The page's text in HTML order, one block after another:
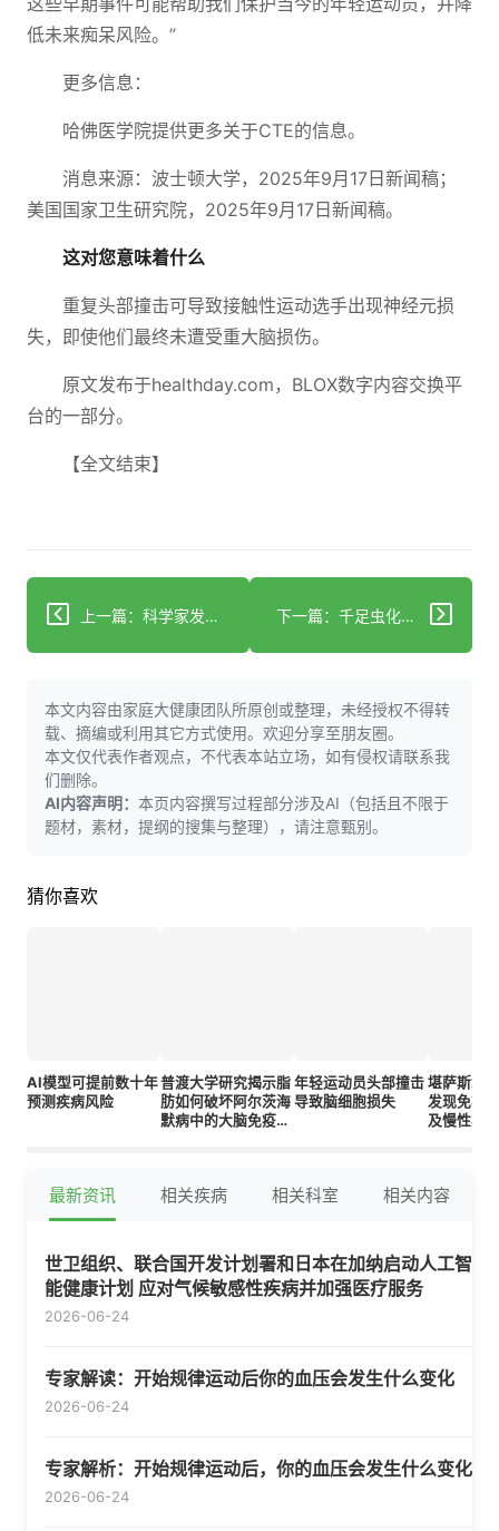
低未来痴呆风险。”
更多信息：
哈佛医学院提供更多关于CTE的信息。
消息来源：波士顿大学，2025年9月17日新闻稿；
美国国家卫生研究院，2025年9月17日新闻稿。
这对您意味着什么
重复头部撞击可导致接触性运动选手出现神经元损
失，即使他们最终未遭受重大脑损伤。
原文发布于healthday.com，BLOX数字内容交换平
台的一部分。
【全文结束】
上一篇：科学家发现心脏病炎症的隐藏诱因 下一篇：千足虫化学物质或可解锁战胜脑部疾病的秘密
本文内容由家庭大健康团队所原创或整理，未经授权不得转
载、摘编或利用其它方式使用。欢迎分享至朋友圈。
本文仅代表作者观点，不代表本站立场，如有侵权请联系我
们删除。
AI内容声明： 本页内容撰写过程部分涉及AI（包括且不限于
题材，素材，提纲的搜集与整理），请注意甄别。
猜你喜欢
AI模型可提前数十年
预测疾病风险
普渡大学研究揭示脂
肪如何破坏阿尔茨海
默病中的大脑免疫屏
年轻运动员头部撞击
导致脑细胞损失
堪萨斯城
发现免疫
及慢性疾
最新资讯 相关疾病 相关科室 相关内容
世卫组织、联合国开发计划署和日本在加纳启动人工智
能健康计划 应对气候敏感性疾病并加强医疗服务
2026-06-24
专家解读：开始规律运动后你的血压会发生什么变化
2026-06-24
专家解析：开始规律运动后，你的血压会发生什么变化
2026-06-24